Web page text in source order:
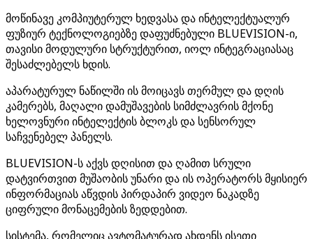
მოწინავე კომპიუტერულ ხედვასა და ინტელექტუალურ
ფუზიურ ტექნოლოგიებზე დაფუძნებული BLUEVISION-ი,
თავისი მოდულური სტრუქტურით, იოლ ინტეგრაციასაც
შესაძლებელს ხდის.
აპარატურულ ნაწილში ის მოიცავს თერმულ და დღის
კამერებს, მაღალი დამუშავების სიმძლავრის მქონე
ხელოვნური ინტელექტის ბლოკს და სენსორულ
საჩვენებელ პანელს.
BLUEVISION-ს აქვს დღისით და ღამით სრული
დატვირთვით მუშაობის უნარი და ის ოპერატორს მყისიერ
ინფორმაციას აწვდის პირდაპირ ვიდეო ნაკადზე
ციფრული მონაცემების ზედდებით.
სისტემა, რომელიც ავტომატურად ახდენს ისეთი